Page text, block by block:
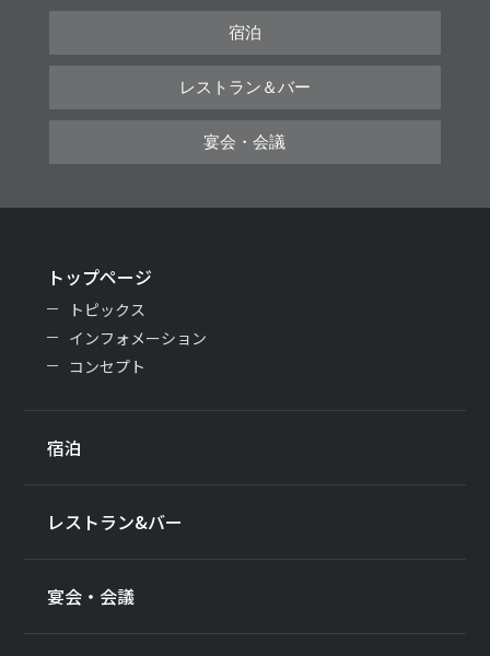
宿泊
レストラン＆バー
宴会・会議
トップページ
トピックス
インフォメーション
コンセプト
宿泊
レストラン&バー
宴会・会議